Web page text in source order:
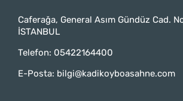
Caferağa, General Asım Gündüz Cad.
İSTANBUL
Telefon: 05422164400
E-Posta: bilgi@kadikoyboasahne.com